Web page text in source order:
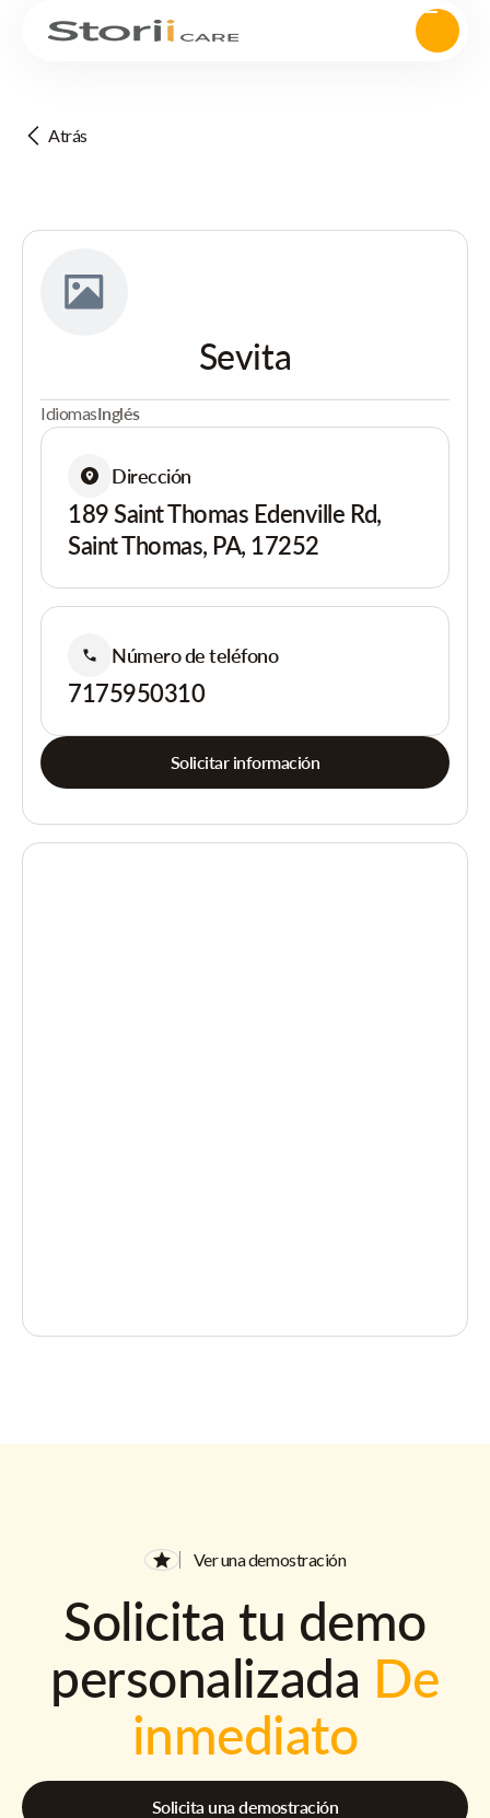
Atrás
Sevita
IdiomasInglés
Dirección
189 Saint Thomas Edenville Rd,
Saint Thomas, PA, 17252
Número de teléfono
7175950310
Solicitar información
Ver una demostración
Solicita tu demo
personalizada De
inmediato
Solicita una demostración